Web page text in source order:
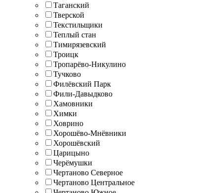
Таганский
Тверской
Текстильщики
Теплый стан
Тимирязевский
Троицк
Тропарёво-Никулино
Тучково
Филёвский Парк
Фили-Давыдково
Хамовники
Химки
Ховрино
Хорошёво-Мнёвники
Хорошёвский
Царицыно
Черёмушки
Чертаново Северное
Чертаново Центральное